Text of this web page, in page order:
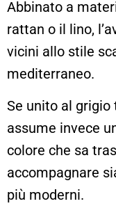
Abbinato a
rattan o il lino,
vicini allo stile
mediterraneo.
Se unito al
assume invece
colore che sa
accompagnare
più moderni.